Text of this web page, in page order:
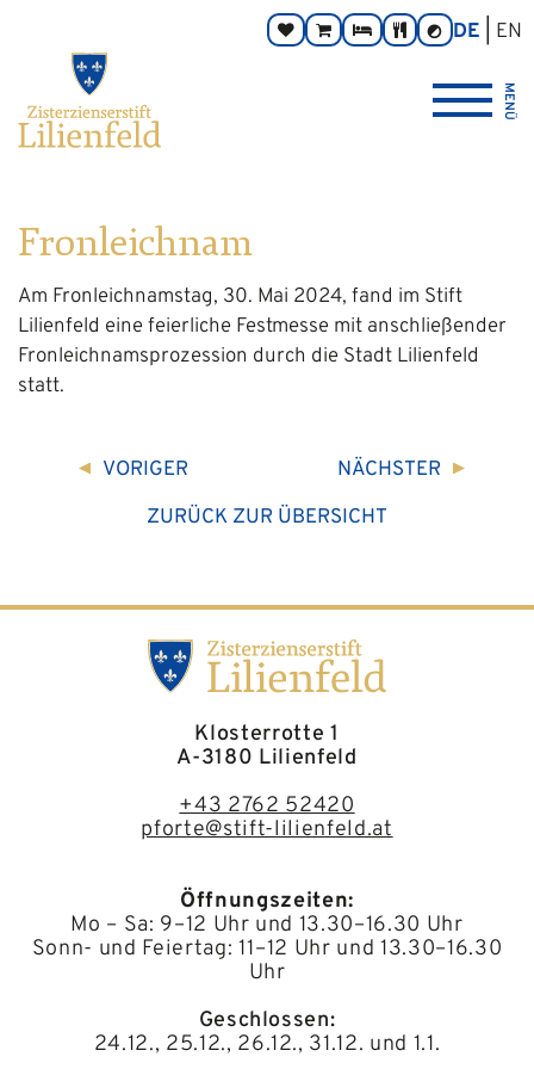
SpendenOnline-ZimmerTaverneKontrast
umschalten
DE
EN
Zisterzienserstift
Lilienfeld
verlinkt
MENÜ
Fronleichnam
Am Fronleichnamstag, 30. Mai 2024, fand im Stift
Lilienfeld eine feierliche Festmesse mit anschließender
Fronleichnamsprozession durch die Stadt Lilienfeld
statt.
VORIGER
ZURÜCK ZUR ÜBERSICHT
NÄCHSTER
Klosterrotte 1
A-3180 Lilienfeld
+43 2762 52420
pforte@stift-lilienfeld.at
Öffnungszeiten:
Mo – Sa: 9–12 Uhr und 13.30–16.30 Uhr
Sonn- und Feiertag: 11–12 Uhr und 13.30–16.30
Uhr
Geschlossen:
24.12., 25.12., 26.12., 31.12. und 1.1.